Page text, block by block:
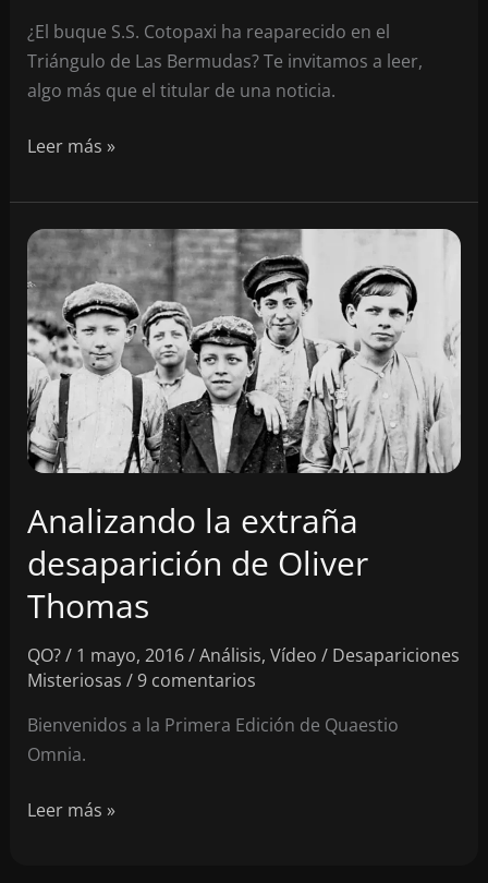
¿El buque S.S. Cotopaxi ha reaparecido en el
Triángulo de Las Bermudas? Te invitamos a leer,
algo más que el titular de una noticia.
De
y
noticias
fantasmas
Leer más »
Analizando la extraña
desaparición de Oliver
Thomas
QO?/ 1 mayo, 2016/Análisis, Vídeo / Desapariciones
Misteriosas /9 comentarios
Bienvenidos a la Primera Edición de Quaestio
Omnia.
Analizando
Leer más »